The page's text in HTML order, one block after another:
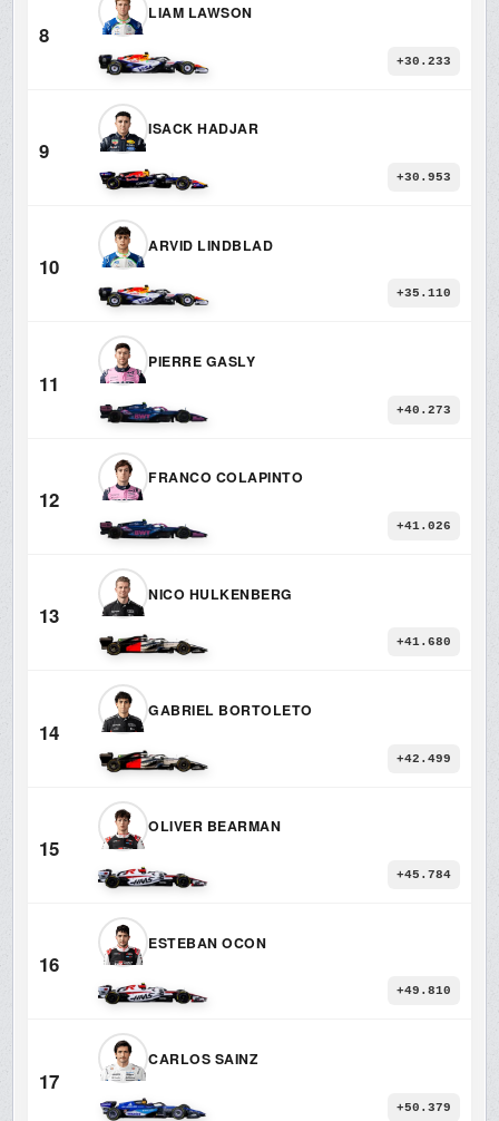
8
LIAM LAWSON
+30.233
9
ISACK HADJAR
+30.953
10
ARVID LINDBLAD
+35.110
11
PIERRE GASLY
+40.273
12
FRANCO COLAPINTO
+41.026
13
NICO HULKENBERG
+41.680
14
GABRIEL BORTOLETO
+42.499
15
OLIVER BEARMAN
+45.784
16
ESTEBAN OCON
+49.810
17
CARLOS SAINZ
+50.379